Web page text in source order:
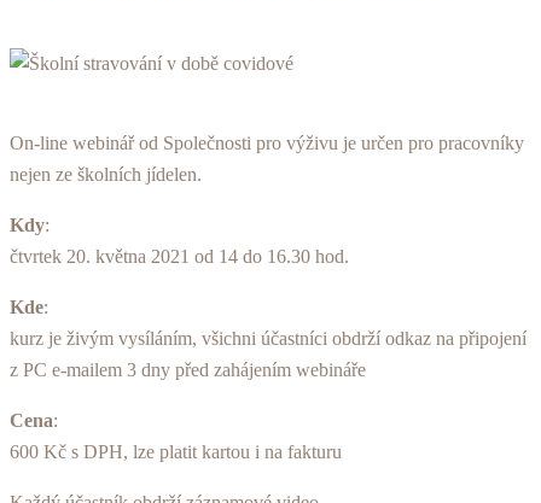
On-line webinář od Společnosti pro výživu je určen pro pracovníky
nejen ze školních jídelen.
Kdy:
čtvrtek 20. května 2021 od 14 do 16.30 hod.
Kde:
kurz je živým vysíláním, všichni účastníci obdrží odkaz na připojení
z PC e-mailem 3 dny před zahájením webináře
Cena:
600 Kč s DPH, lze platit kartou i na fakturu